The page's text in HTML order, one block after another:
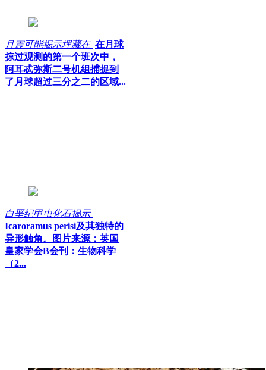
月震可能揭示埋藏在 在月球
掠过观测的第一个班次中，
阿耳忒弥斯二号机组捕捉到
了月球超过三分之二的区域...
白垩纪甲虫化石揭示
Icaroramus perisi及其独特的
异形触角。图片来源：英国
皇家学会B会刊：生物科学
（2...